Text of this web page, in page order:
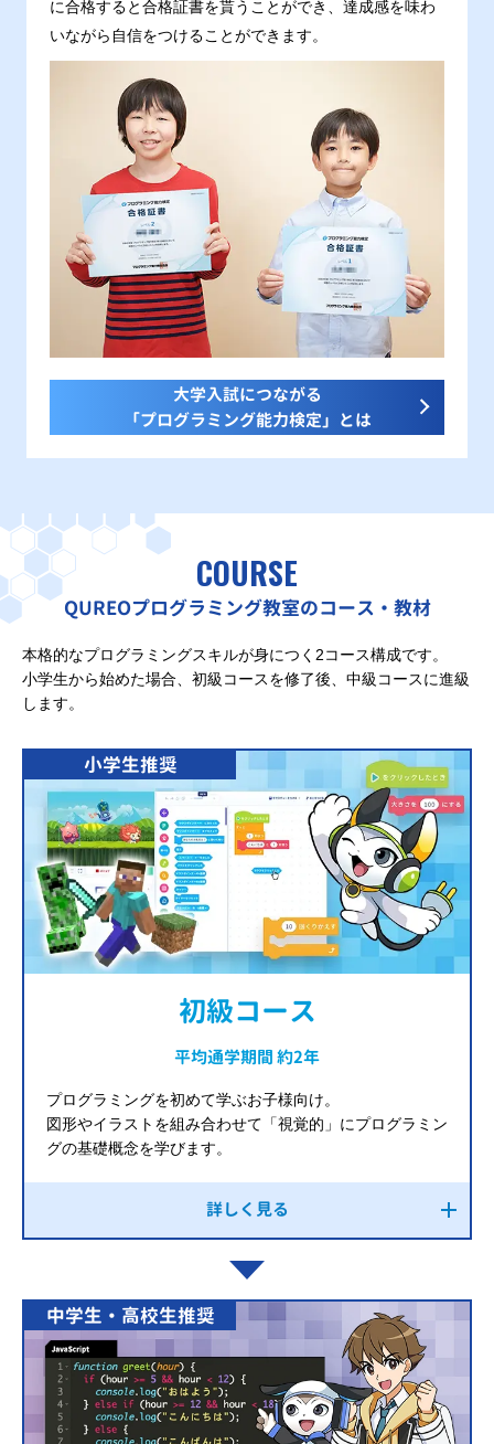
に合格すると合格証書を貰うことができ、達成感を味わ
いながら自信をつけることができます。
大学入試につながる
「プログラミング能力検定」とは
COURSE
QUREOプログラミング教室のコース・教材
本格的なプログラミングスキルが身につく2コース構成です。
小学生から始めた場合、初級コースを修了後、中級コースに進級
します。
小学生推奨
初級コース
平均通学期間 約2年
プログラミングを初めて学ぶお子様向け。
図形やイラストを組み合わせて「視覚的」にプログラミン
グの基礎概念を学びます。
詳しく見る
中学生・高校生推奨